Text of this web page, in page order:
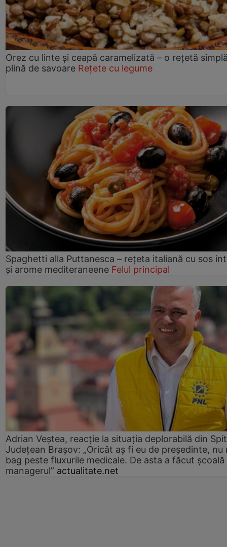
Orez cu linte și ceapă caramelizată – o rețetă
plină de savoare Rețete cu legume
Spaghetti alla Puttanesca – rețeta italiană cu sos
și arome mediteraneene Felul principal
Adrian Veștea, reacție la situația deplorabilă din
Județean Brașov: „Oricât aș fi eu de președinte, nu
bag peste fluxurile medicale. De asta a făcut școală
managerul” actualitate.net